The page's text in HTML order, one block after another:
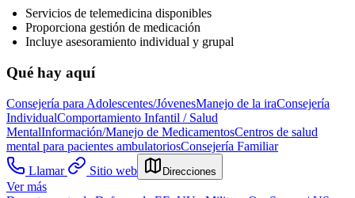
Servicios de telemedicina disponibles
Proporciona gestión de medicación
Incluye asesoramiento individual y grupal
Qué hay aquí
Consejería para Adolescentes/JóvenesManejo de la iraConsejería
IndividualComportamiento Infantil / Salud
MentalInformación/Manejo de MedicamentosCentros de salud
mental para pacientes ambulatoriosConsejería Familiar
Llamar
Sitio web Direcciones
Ver más